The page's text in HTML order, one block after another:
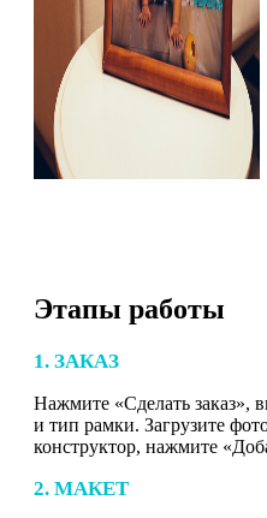
Этапы работы
1. ЗАКАЗ
Нажмите «Сделать заказ»,
и тип рамки. Загрузите
конструктор, нажмите
2. МАКЕТ